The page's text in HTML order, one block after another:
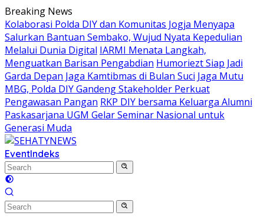
Skip
to
content
Breaking News
Kolaborasi Polda DIY dan Komunitas Jogja Menyapa
Salurkan Bantuan Sembako, Wujud Nyata Kepedulian
Melalui Dunia Digital IARMI Menata Langkah,
Menguatkan Barisan Pengabdian Humoriezt Siap Jadi
Garda Depan Jaga Kamtibmas di Bulan Suci Jaga Mutu
MBG, Polda DIY Gandeng Stakeholder Perkuat
Pengawasan Pangan RKP DIY bersama Keluarga Alumni
Paskasarjana UGM Gelar Seminar Nasional untuk
Generasi Muda
EventIndeks